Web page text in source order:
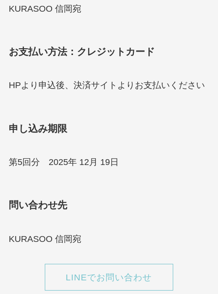
KURASOO 信岡宛
お支払い方法：クレジットカード
HPより申込後、決済サイトよりお支払いください
申し込み期限
第5回分 2025年 12月 19日
問い合わせ先
KURASOO 信岡宛
LINEでお問い合わせ